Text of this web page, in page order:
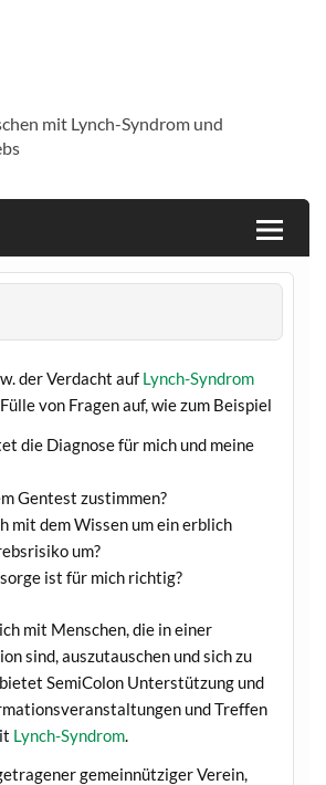
mit Lynch-Syndrom und
der Verdacht auf Lynch-Syndrom
von Fragen auf, wie zum Beispiel
die Diagnose für mich und meine
Gentest zustimmen?
mit dem Wissen um ein erblich
um?
ist für mich richtig?
mit Menschen, die in einer
sind, auszutauschen und sich zu
SemiColon Unterstützung und
und Treffen
Lynch-Syndrom.
gemeinnütziger Verein,